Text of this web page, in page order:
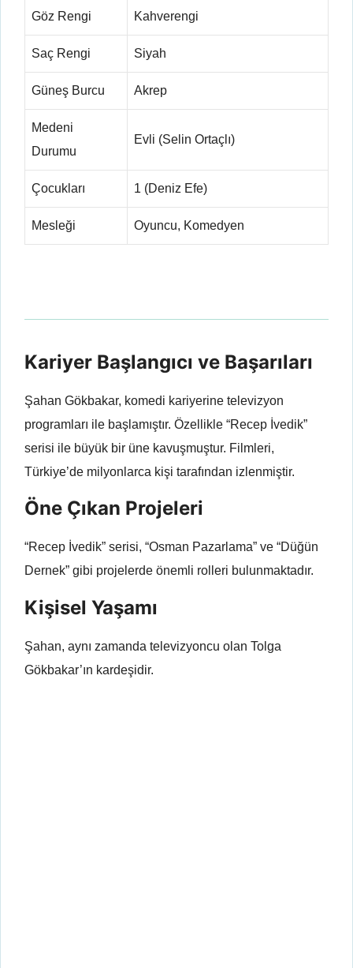
Göz Rengi Kahverengi
Saç Rengi Siyah
Güneş Burcu Akrep
Medeni
Durumu
Evli (Selin Ortaçlı)
Çocukları 1 (Deniz Efe)
Mesleği Oyuncu, Komedyen
Kariyer Başlangıcı ve Başarıları
Şahan Gökbakar, komedi kariyerine televizyon
programları ile başlamıştır. Özellikle “Recep İvedik”
serisi ile büyük bir üne kavuşmuştur. Filmleri,
Türkiye’de milyonlarca kişi tarafından izlenmiştir.
Öne Çıkan Projeleri
“Recep İvedik” serisi, “Osman Pazarlama” ve “Düğün
Dernek” gibi projelerde önemli rolleri bulunmaktadır.
Kişisel Yaşamı
Şahan, aynı zamanda televizyoncu olan Tolga
Gökbakar’ın kardeşidir.